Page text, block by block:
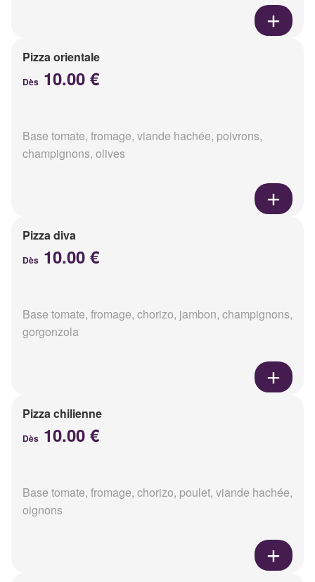
Pizza orientale
Dès 10.00 €
Base tomate, fromage, viande hachée, poivrons,
champignons, olives
Pizza diva
Dès 10.00 €
Base tomate, fromage, chorizo, jambon, champignons,
gorgonzola
Pizza chilienne
Dès 10.00 €
Base tomate, fromage, chorizo, poulet, viande hachée,
oignons